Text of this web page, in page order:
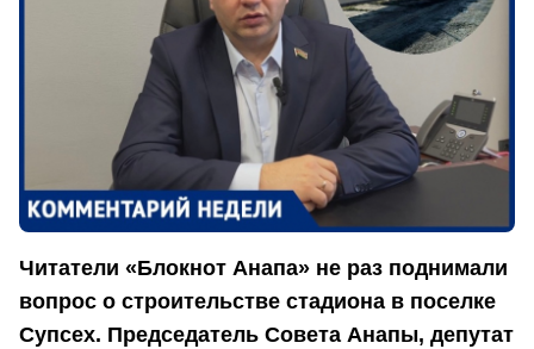
Читатели «Блокнот Анапа» не раз поднимали
вопрос о строительстве стадиона в поселке
Супсех. Председатель Совета Анапы, депутат